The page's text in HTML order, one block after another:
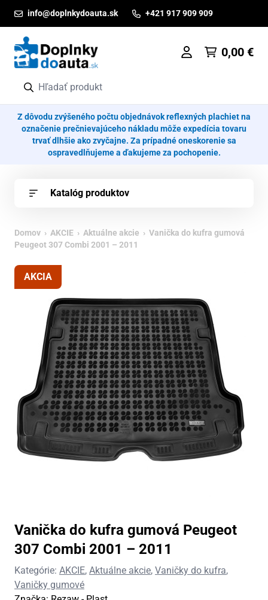
info@doplnkydoauta.sk +421 917 909 909
0,00 €
Z dôvodu zvýšeného počtu objednávok reflexných plachiet na
označenie prečnievajúceho nákladu môže expedícia tovaru
trvať dlhšie ako zvyčajne. Za prípadné oneskorenie sa
ospravedlňujeme a ďakujeme za pochopenie.
Katalóg produktov
Domov › AKCIE › Aktuálne akcie › Vanička do kufra gumová
Peugeot 307 Combi 2001 – 2011
AKCIA
Vanička do kufra gumová Peugeot
307 Combi 2001 – 2011
Kategórie: AKCIE, Aktuálne akcie, Vaničky do kufra,
Vaničky gumové